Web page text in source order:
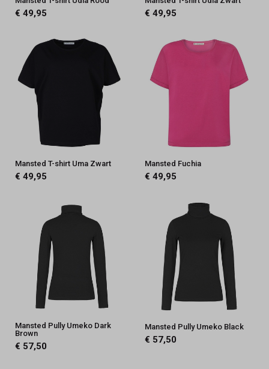
€ 49,95 € 49,95
Mansted T-shirt Uma Zwart
€ 49,95
Mansted Fuchia
€ 49,95
Mansted Pully Umeko Dark
Brown
€ 57,50
Mansted Pully Umeko Black
€ 57,50